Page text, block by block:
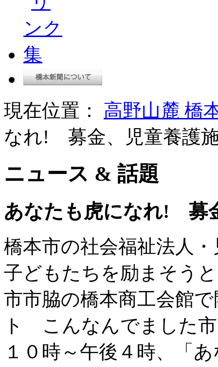
現在位置： 高野山麓 橋
なれ! 募金、児童養護
ニュース & 話題
あなたも虎になれ! 募
橋本市の社会福祉法人
子どもたちを励まそう
市市脇の橋本商工会館
ト こんなんでました
１０時～午後４時、「